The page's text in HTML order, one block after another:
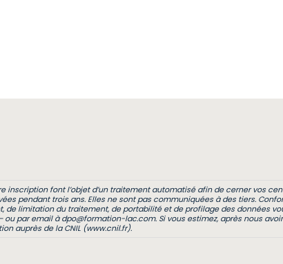
inscription font l’objet d’un traitement automatisé afin de cerner vos
pendant trois ans. Elles ne sont pas communiquées à des tiers.
de limitation du traitement, de portabilité et de profilage des données
ou par email à dpo@formation-lac.com. Si vous estimez, après nous
auprès de la CNIL (www.cnil.fr).